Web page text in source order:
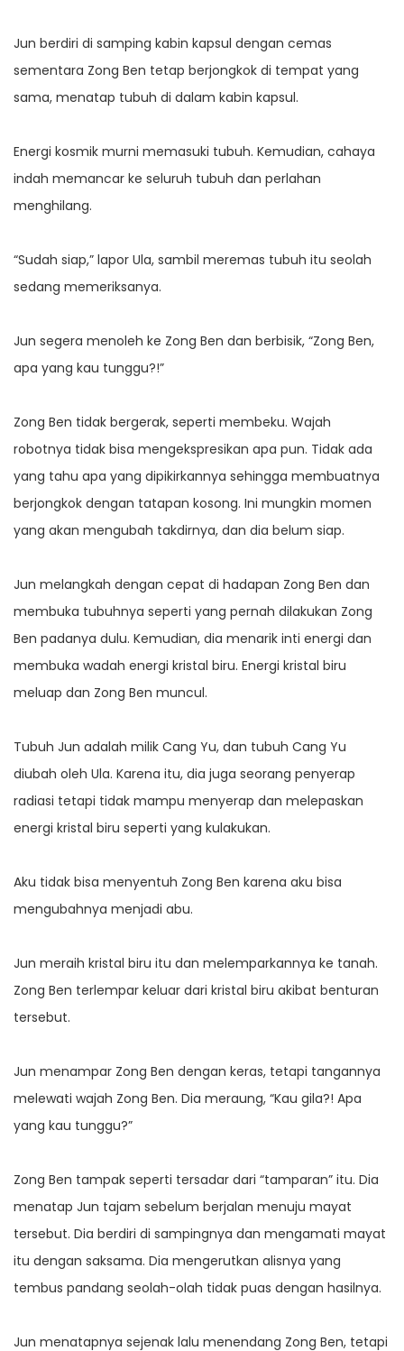
Jun berdiri di samping kabin kapsul dengan cemas
sementara Zong Ben tetap berjongkok di tempat yang
sama, menatap tubuh di dalam kabin kapsul.
Energi kosmik murni memasuki tubuh. Kemudian, cahaya
indah memancar ke seluruh tubuh dan perlahan
menghilang.
“Sudah siap,” lapor Ula, sambil meremas tubuh itu seolah
sedang memeriksanya.
Jun segera menoleh ke Zong Ben dan berbisik, “Zong Ben,
apa yang kau tunggu?!”
Zong Ben tidak bergerak, seperti membeku. Wajah
robotnya tidak bisa mengekspresikan apa pun. Tidak ada
yang tahu apa yang dipikirkannya sehingga membuatnya
berjongkok dengan tatapan kosong. Ini mungkin momen
yang akan mengubah takdirnya, dan dia belum siap.
Jun melangkah dengan cepat di hadapan Zong Ben dan
membuka tubuhnya seperti yang pernah dilakukan Zong
Ben padanya dulu. Kemudian, dia menarik inti energi dan
membuka wadah energi kristal biru. Energi kristal biru
meluap dan Zong Ben muncul.
Tubuh Jun adalah milik Cang Yu, dan tubuh Cang Yu
diubah oleh Ula. Karena itu, dia juga seorang penyerap
radiasi tetapi tidak mampu menyerap dan melepaskan
energi kristal biru seperti yang kulakukan.
Aku tidak bisa menyentuh Zong Ben karena aku bisa
mengubahnya menjadi abu.
Jun meraih kristal biru itu dan melemparkannya ke tanah.
Zong Ben terlempar keluar dari kristal biru akibat benturan
tersebut.
Jun menampar Zong Ben dengan keras, tetapi tangannya
melewati wajah Zong Ben. Dia meraung, “Kau gila?! Apa
yang kau tunggu?”
Zong Ben tampak seperti tersadar dari “tamparan” itu. Dia
menatap Jun tajam sebelum berjalan menuju mayat
tersebut. Dia berdiri di sampingnya dan mengamati mayat
itu dengan saksama. Dia mengerutkan alisnya yang
tembus pandang seolah-olah tidak puas dengan hasilnya.
Jun menatapnya sejenak lalu menendang Zong Ben, tetapi